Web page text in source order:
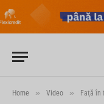
Home » Video » Faţă în